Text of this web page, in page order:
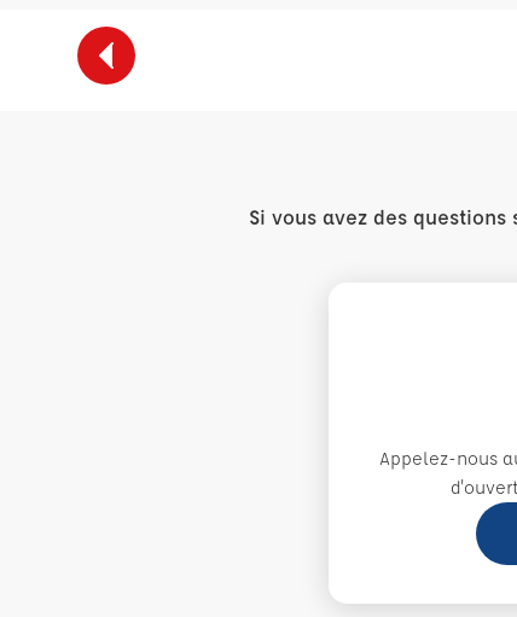
Si vous avez des
Appelez-nous